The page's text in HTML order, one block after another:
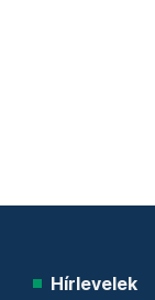
Hírlevelek